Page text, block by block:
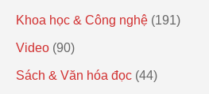
Khoa học & Công nghệ (191)
Video (90)
Sách & Văn hóa đọc (44)